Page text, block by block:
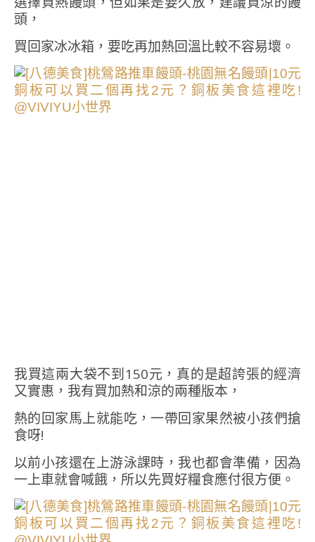
頭，
買回家冰冰箱，要吃再加熱回溫比較不容易壞。
我買這兩大袋不到150元，真的是超誇張的經濟
又實惠，我有買加熱和涼的兩種版本，
熱的回家馬上就能吃，一帶回家果然被小孩們搶
食呀!
以前小孩還在上游泳課時，我也都會準備，因為
一上車就會喊餓，所以先買好糧食應付很方便。